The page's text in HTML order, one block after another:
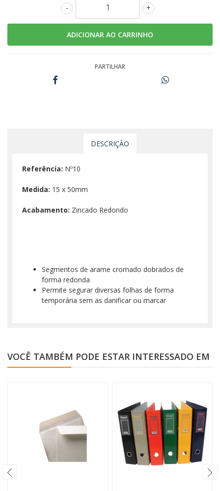
+
-
PARTILHAR
DESCRIÇÃO
Referência: Nº10
Medida: 15 x 50mm
Acabamento: Zincado Redondo
Segmentos de arame cromado dobrados de
forma redonda
Permite segurar diversas folhas de forma
temporária sem as danificar ou marcar
VOCÊ TAMBÉM PODE ESTAR INTERESSADO EM